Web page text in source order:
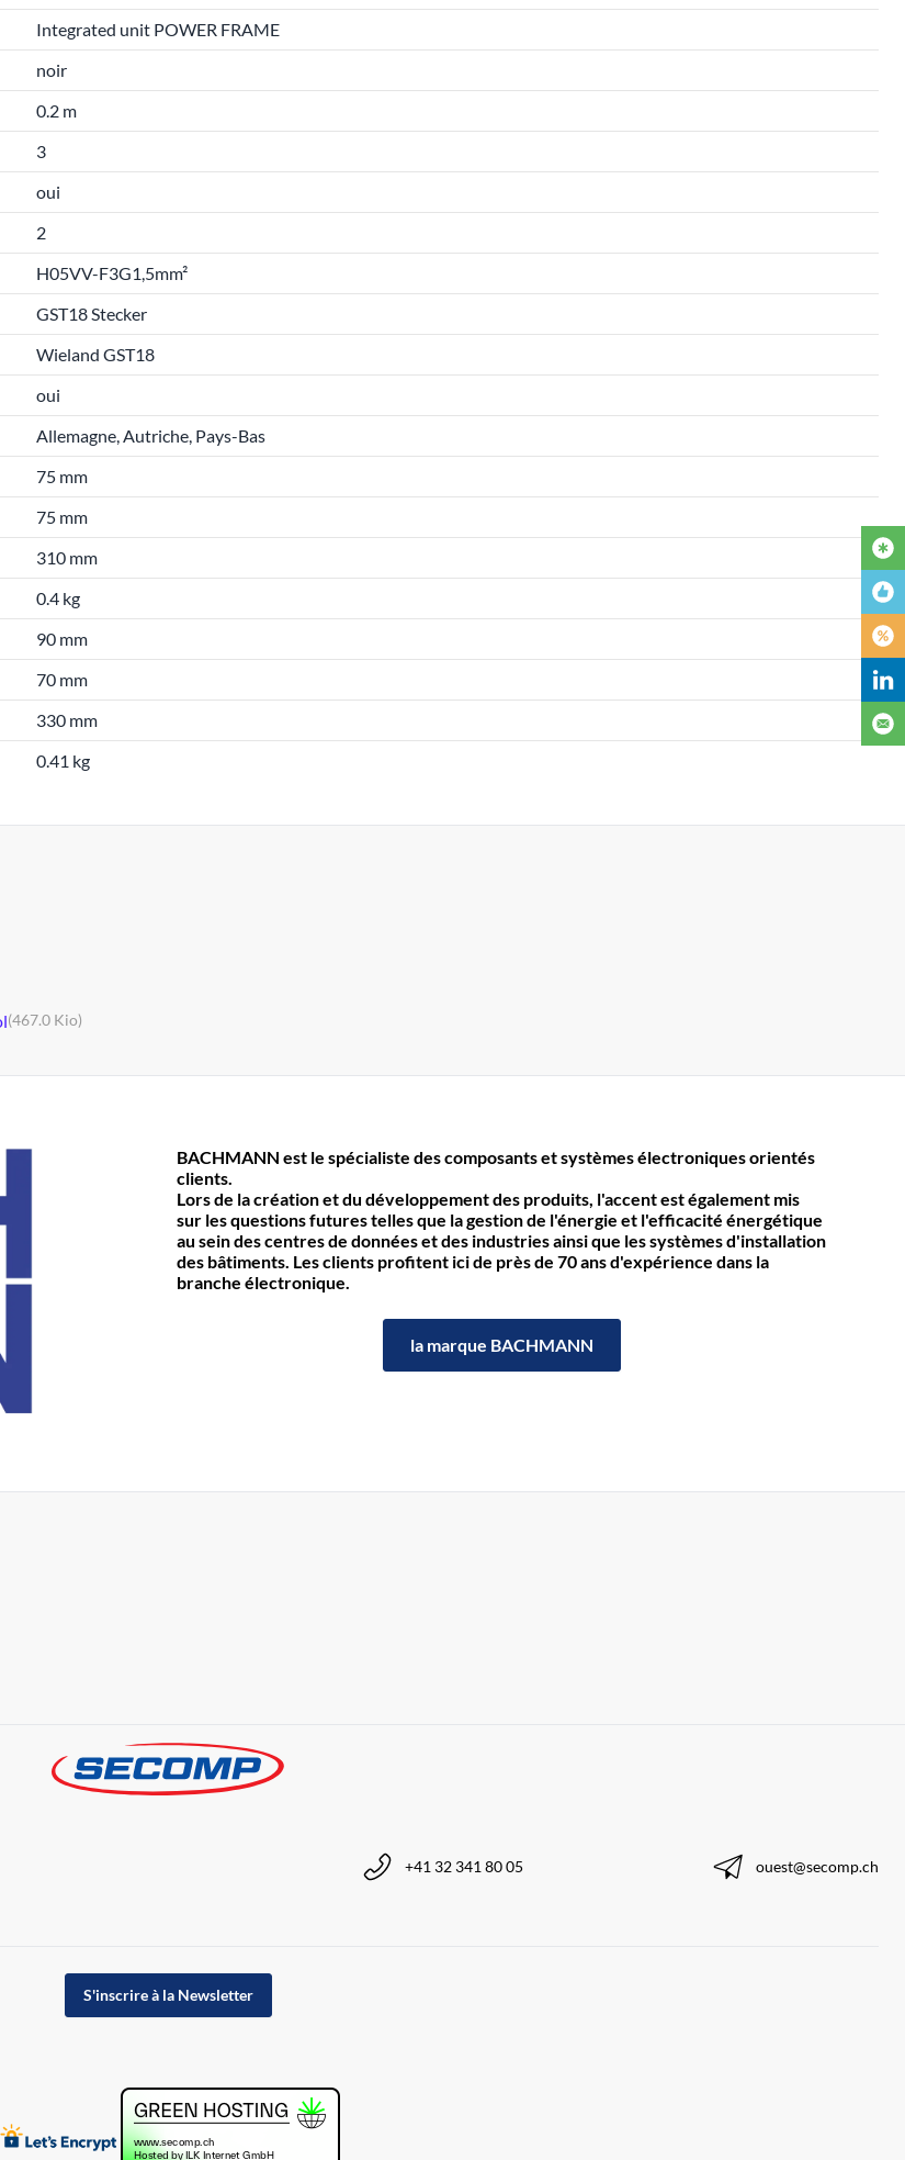
Integrated unit POWER FRAME
noir
0.2 m
3
oui
2
H05VV-F3G1,5mm²
GST18 Stecker
Wieland GST18
oui
Allemagne, Autriche, Pays-Bas
75 mm
75 mm
310 mm
0.4 kg
90 mm
70 mm
330 mm
0.41 kg
(467.0 Kio)
BACHMANN est le spécialiste des composants et systèmes électroniques orientés
clients.
Lors de la création et du développement des produits, l'accent est également mis
sur les questions futures telles que la gestion de l'énergie et l'efficacité énergétique
au sein des centres de données et des industries ainsi que les systèmes d'installation
des bâtiments. Les clients profitent ici de près de 70 ans d'expérience dans la
branche électronique.
la marque BACHMANN
+41 32 341 80 05 ouest@secomp.ch
S'inscrire à la Newsletter